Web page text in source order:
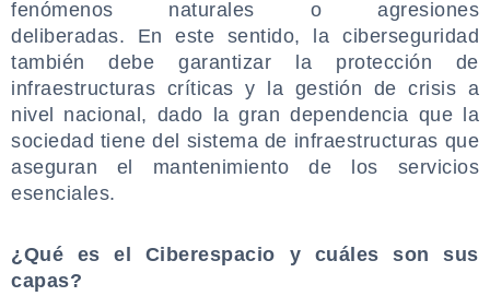
fenómenos naturales o agresiones
deliberadas. En este sentido, la ciberseguridad
también debe garantizar la protección de
infraestructuras críticas y la gestión de crisis a
nivel nacional, dado la gran dependencia que la
sociedad tiene del sistema de infraestructuras que
aseguran el mantenimiento de los servicios
esenciales.
¿Qué es el Ciberespacio y cuáles son sus
capas?